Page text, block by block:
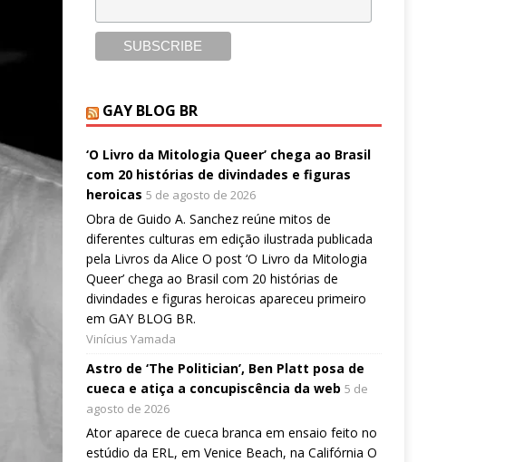
GAY BLOG BR
‘O Livro da Mitologia Queer’ chega ao Brasil
com 20 histórias de divindades e figuras
heroicas 5 de agosto de 2026
Obra de Guido A. Sanchez reúne mitos de
diferentes culturas em edição ilustrada publicada
pela Livros da Alice O post ‘O Livro da Mitologia
Queer’ chega ao Brasil com 20 histórias de
divindades e figuras heroicas apareceu primeiro
em GAY BLOG BR.
Vinícius Yamada
Astro de ‘The Politician’, Ben Platt posa de
cueca e atiça a concupiscência da web 5 de
agosto de 2026
Ator aparece de cueca branca em ensaio feito no
estúdio da ERL, em Venice Beach, na Califórnia O